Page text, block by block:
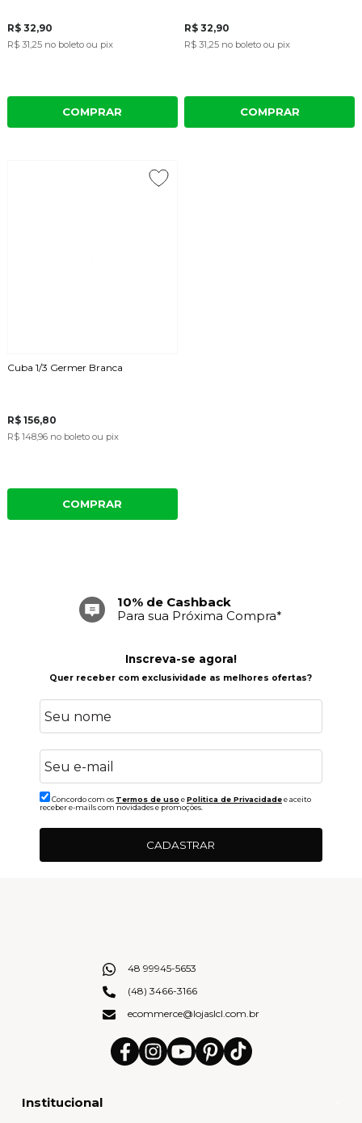
R$ 32,90
R$ 31,25 no boleto ou pix
COMPRAR
R$ 32,90
R$ 31,25 no boleto ou pix
COMPRAR
Cuba 1/3 Germer Branca
R$ 156,80
R$ 148,96 no boleto ou pix
COMPRAR
10% de Cashback
Para sua Próxima Compra*
Inscreva-se agora!
Quer receber com exclusividade as melhores ofertas?
Concordo com os Termos de uso ePolitica de Privacidadee aceito
receber e-mails com novidades e promoções.
CADASTRAR
Institucional
48 99945-5653
(48) 3466-3166
ecommerce@lojaslcl.com.br